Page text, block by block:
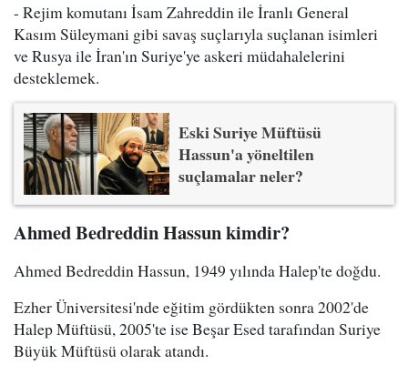
- Rejim komutanı İsam Zahreddin ile İranlı General
Kasım Süleymani gibi savaş suçlarıyla suçlanan isimleri
ve Rusya ile İran'ın Suriye'ye askeri müdahalelerini
desteklemek.
Eski Suriye Müftüsü
Hassun'a yöneltilen
suçlamalar neler?
Ahmed Bedreddin Hassun kimdir?
Ahmed Bedreddin Hassun, 1949 yılında Halep'te doğdu.
Ezher Üniversitesi'nde eğitim gördükten sonra 2002'de
Halep Müftüsü, 2005'te ise Beşar Esed tarafından Suriye
Büyük Müftüsü olarak atandı.